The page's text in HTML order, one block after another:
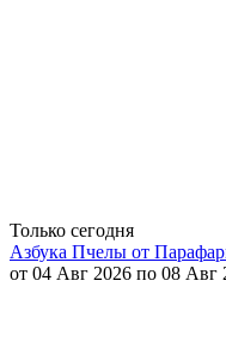
Только сегодня
Азбука Пчелы от
от 04 Авг 2026 по 08 Авг